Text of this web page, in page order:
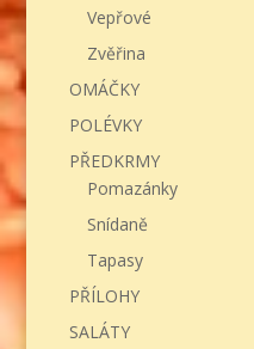
Vepřové
Zvěřina
OMÁČKY
POLÉVKY
PŘEDKRMY
Pomazánky
Snídaně
Tapasy
PŘÍLOHY
SALÁTY